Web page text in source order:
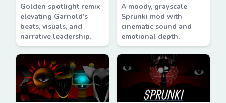
Golden spotlight remix
elevating Garnold’s
beats, visuals, and
narrative leadership.
A moody, grayscale
Sprunki mod with
cinematic sound and
emotional depth.